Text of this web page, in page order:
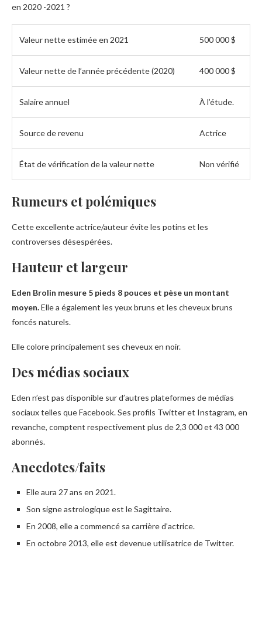
en 2020 -2021 ?
Valeur nette estimée en 2021 500 000 $
Valeur nette de l’année précédente (2020) 400 000 $
Salaire annuel À l’étude.
Source de revenu Actrice
État de vérification de la valeur nette Non vérifié
Rumeurs et polémiques
Cette excellente actrice/auteur évite les potins et les
controverses désespérées.
Hauteur et largeur
Eden Brolin mesure 5 pieds 8 pouces et pèse un montant
moyen.Elle a également les yeux bruns et les cheveux bruns
foncés naturels.
Elle colore principalement ses cheveux en noir.
Des médias sociaux
Eden n’est pas disponible sur d’autres plateformes de médias
sociaux telles que Facebook. Ses profils Twitter et Instagram, en
revanche, comptent respectivement plus de 2,3 000 et 43 000
abonnés.
Anecdotes/faits
Elle aura 27 ans en 2021.
Son signe astrologique est le Sagittaire.
En 2008, elle a commencé sa carrière d’actrice.
En octobre 2013, elle est devenue utilisatrice de Twitter.